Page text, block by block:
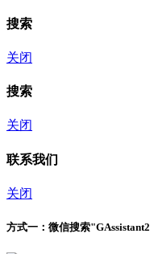
搜索
关闭
搜索
关闭
联系我们
关闭
方式一： 微信搜索"GAssistant2